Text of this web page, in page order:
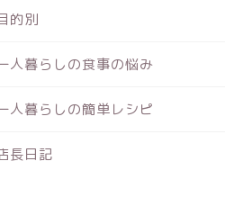
的別
人暮らしの食事の悩み
人暮らしの簡単レシピ
長日記